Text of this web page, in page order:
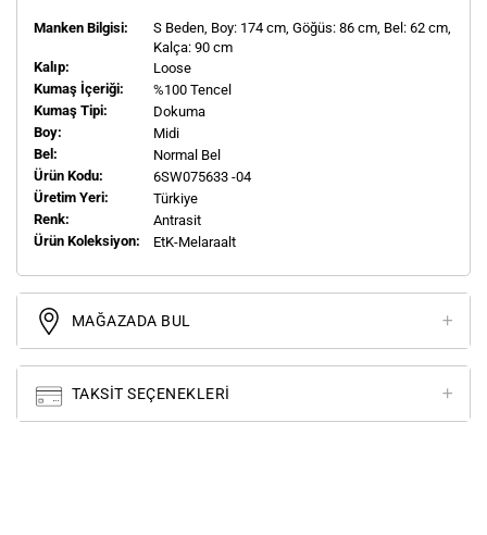
Manken Bilgisi: S Beden, Boy: 174 cm, Göğüs: 86 cm, Bel: 62 cm,
Kalça: 90 cm
Kalıp:
Loose
Kumaş İçeriği:
%100 Tencel
Kumaş Tipi:
Dokuma
Boy:
Midi
Bel:
Normal Bel
Ürün Kodu:
6SW075633 -04
Üretim Yeri:
Türkiye
Renk:
Antrasit
Ürün Koleksiyon:
EtK-Melaraalt
MAĞAZADA BUL
TAKSIT SEÇENEKLERI